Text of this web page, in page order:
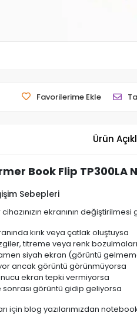
Favorilerime Ekle
Ürün
Book Flip TP300LA
Sebepleri
ekranının
kırık veya çatlak oluştuysa
titreme veya renk
siyah ekran (görüntü
ancak görüntü görünmüyorsa
ekran tepki vermiyorsa
sonrası görüntü gidip geliyorsa
için blog yazılarımızdan